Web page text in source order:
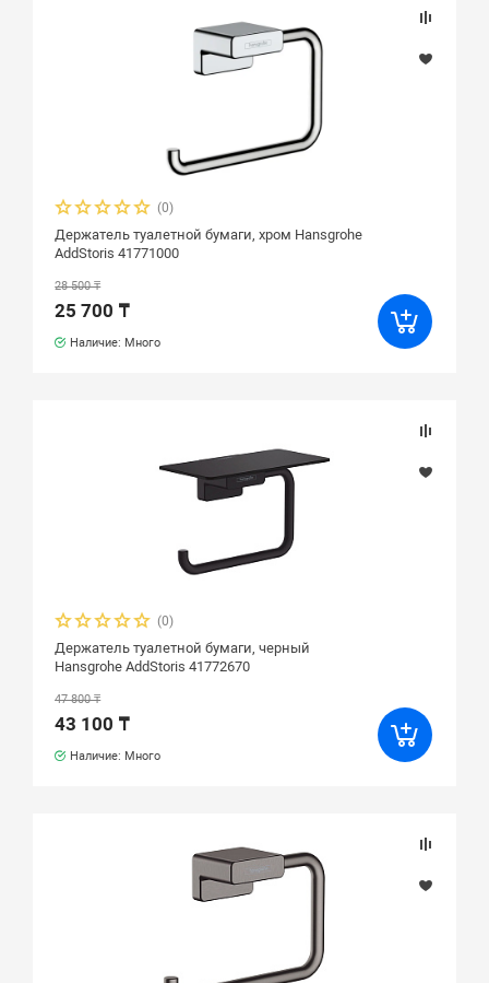
(0)
Держатель туалетной бумаги, хром Hansgrohe
AddStoris 41771000
28 500 ₸
25 700 ₸
Наличие: Много
(0)
Держатель туалетной бумаги, черный
Hansgrohe AddStoris 41772670
47 800 ₸
43 100 ₸
Наличие: Много